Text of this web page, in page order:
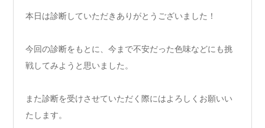
本日は診断していただきありがとうございました！
今回の診断をもとに、今まで不安だった色味などにも挑
戦してみようと思いました。
また診断を受けさせていただく際にはよろしくお願いい
たします。